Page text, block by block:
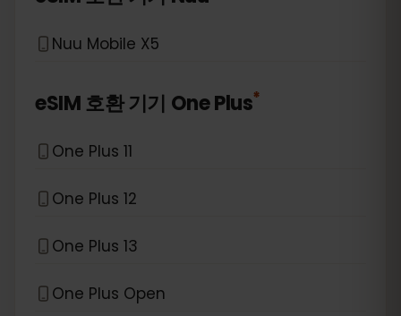
Nuu Mobile X5
eSIM 호환 기기 One Plus*
One Plus 11
One Plus 12
One Plus 13
One Plus Open